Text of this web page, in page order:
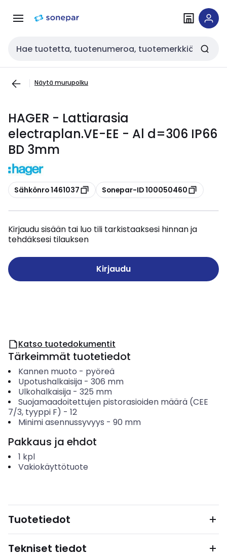
navigointiinsisältöön
Haku
Näytä murupolku
HAGER - Lattiarasia
electraplan.VE-EE - Al d=306 IP66
BD 3mm
Kopioi
Sähkönro 1461037 Kopioi
Sonepar-ID 100050460
Kirjaudu sisään tai luo tili tarkistaaksesi hinnan ja
tehdäksesi tilauksen
Kirjaudu
Katso tuotedokumentit
Tärkeimmät tuotetiedot
Kannen muoto - pyöreä
Upotushalkaisija- 306 mm
Ulkohalkaisija- 325 mm
Suojamaadoitettujen pistorasioiden määrä (CEE
7/3, tyyppi F) - 12
Minimi asennussyvyys - 90 mm
Pakkaus ja ehdot
1 kpl
Vakiokäyttötuote
Tuotetiedot
Tekniset tiedot